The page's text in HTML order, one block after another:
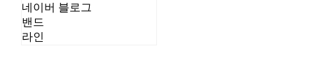
네이버 블로그
밴드
라인